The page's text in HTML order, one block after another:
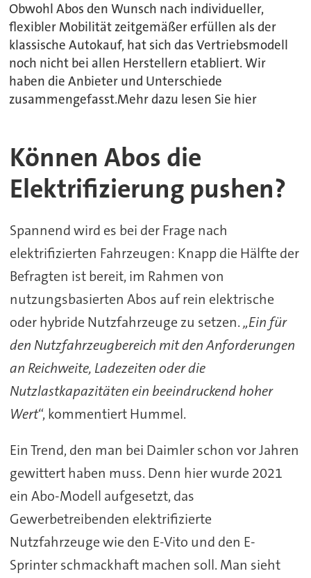
Obwohl Abos den Wunsch nach individueller,
flexibler Mobilität zeitgemäßer erfüllen als der
klassische Autokauf, hat sich das Vertriebsmodell
noch nicht bei allen Herstellern etabliert. Wir
haben die Anbieter und Unterschiede
zusammengefasst.Mehr dazu lesen Sie hier
Können Abos die
Elektrifizierung pushen?
Spannend wird es bei der Frage nach
elektrifizierten Fahrzeugen: Knapp die Hälfte der
Befragten ist bereit, im Rahmen von
nutzungsbasierten Abos auf rein elektrische
oder hybride Nutzfahrzeuge zu setzen.„Ein für
den Nutzfahrzeugbereich mit den Anforderungen
an Reichweite, Ladezeiten oder die
Nutzlastkapazitäten ein beeindruckend hoher
Wert“, kommentiert Hummel.
Ein Trend, den man bei Daimler schon vor Jahren
gewittert haben muss. Denn hier wurde 2021
ein Abo-Modell aufgesetzt, das
Gewerbetreibenden elektrifizierte
Nutzfahrzeuge wie den E-Vito und den E-
Sprinter schmackhaft machen soll. Man sieht